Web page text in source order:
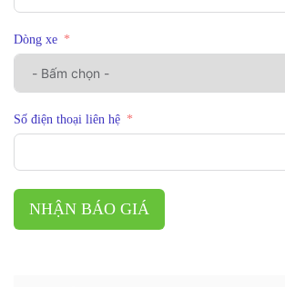
Dòng xe
Số điện thoại liên hệ
NHẬN BÁO GIÁ